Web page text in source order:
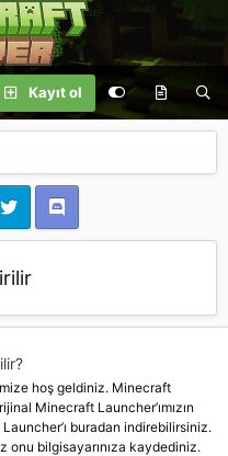
Kayıt ol
hoş geldiniz. Minecraft
Minecraft Launcher’ımızın
buradan indirebilirsiniz.
onu bilgisayarınıza kaydediniz.